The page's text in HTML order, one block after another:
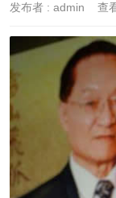
发布者 : admin 查